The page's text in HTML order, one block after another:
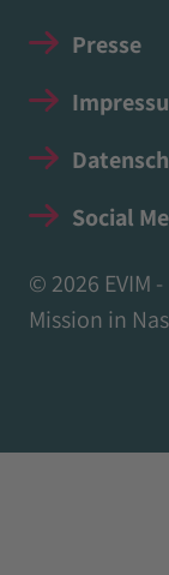
Presse
Social
© 2026 EVIM
Mission in